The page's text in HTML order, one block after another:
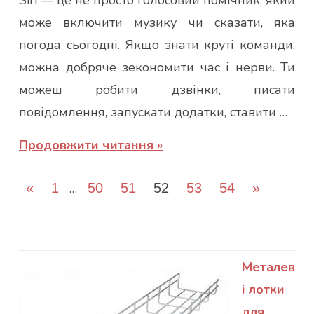
може включити музику чи сказати, яка
погода сьогодні. Якщо знати круті команди,
можна добряче зекономити час і нерви. Ти
можеш робити дзвінки, писати
повідомлення, запускати додатки, ставити …
Продовжити читання
Пагінація
«Попередні
1 … 50 51 52 53 54
Наступні
»
Металев
і лотки